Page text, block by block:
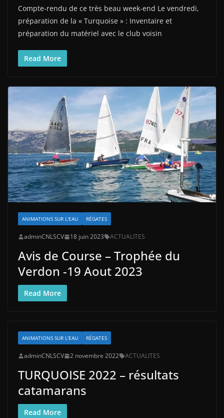
Compte-rendu de ce très beau week-end Le vendredi,
préparation de la « Turquoise » : Inventaire et
préparation du matériel avec le club voisin
Read More
ANIMATIONS SUR L'EAU RÉGATES
adminCNLSCV 18 juin 2023 ACTUALITES
Avis de Course – Trophée du
Verdon -19 Aout 2023
Read More
ANIMATIONS SUR L'EAU RÉGATES
adminCNLSCV 2 novembre 2022 ACTUALITES
TURQUOISE 2022 – résultats
catamarans
Read More